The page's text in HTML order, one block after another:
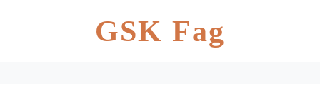
GSK Fag